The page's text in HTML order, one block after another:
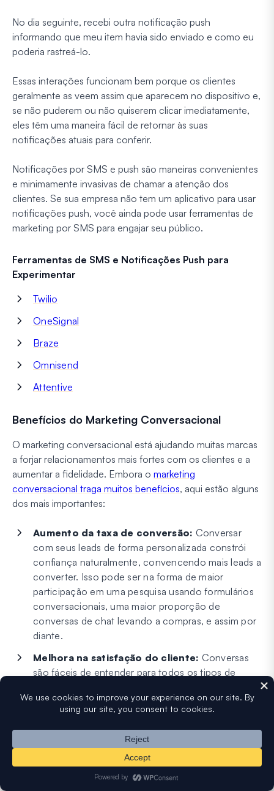
No dia seguinte, recebi outra notificação push
informando que meu item havia sido enviado e como eu
poderia rastreá-lo.
Essas interações funcionam bem porque os clientes
geralmente as veem assim que aparecem no dispositivo e,
se não puderem ou não quiserem clicar imediatamente,
eles têm uma maneira fácil de retornar às suas
notificações atuais para conferir.
Notificações por SMS e push são maneiras convenientes
e minimamente invasivas de chamar a atenção dos
clientes. Se sua empresa não tem um aplicativo para usar
notificações push, você ainda pode usar ferramentas de
marketing por SMS para engajar seu público.
Ferramentas de SMS e Notificações Push para
Experimentar
Twilio
OneSignal
Braze
Omnisend
Attentive
Benefícios do Marketing Conversacional
O marketing conversacional está ajudando muitas marcas
a forjar relacionamentos mais fortes com os clientes e a
aumentar a fidelidade. Embora o marketing
conversacional traga muitos benefícios, aqui estão alguns
dos mais importantes:
Aumento da taxa de conversão: Conversar
com seus leads de forma personalizada constrói
confiança naturalmente, convencendo mais leads a
converter. Isso pode ser na forma de maior
participação em uma pesquisa usando formulários
conversacionais, uma maior proporção de
conversas de chat levando a compras, e assim por
diante.
Melhora na satisfação do cliente: Conversas
são fáceis de entender para todos os tipos de
clientes. Se você está respondendo a perguntas de
clientes antes que eles estejam prontos para fazer
um pedido ou guiando-os através da integração de
software em um fluxo conversacional, você terá
clientes mais satisfeitos que permanecem a longo
Engajamento aprimorado:Uma conversa em